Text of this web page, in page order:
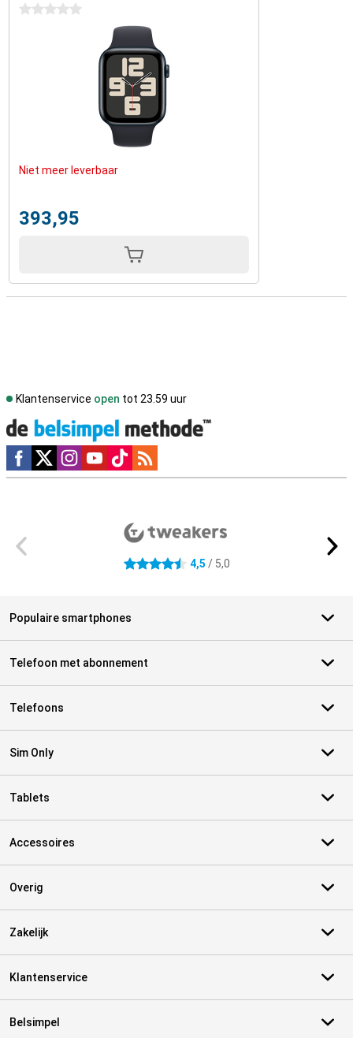
0 sterren
Niet meer leverbaar
393,95
Klantenservice open tot 23.59 uur
Social media
4.5 sterren 4,5 / 5,0
Populaire smartphones
Telefoon met abonnement
Telefoons
Sim Only
Tablets
Accessoires
Overig
Zakelijk
Klantenservice
Belsimpel